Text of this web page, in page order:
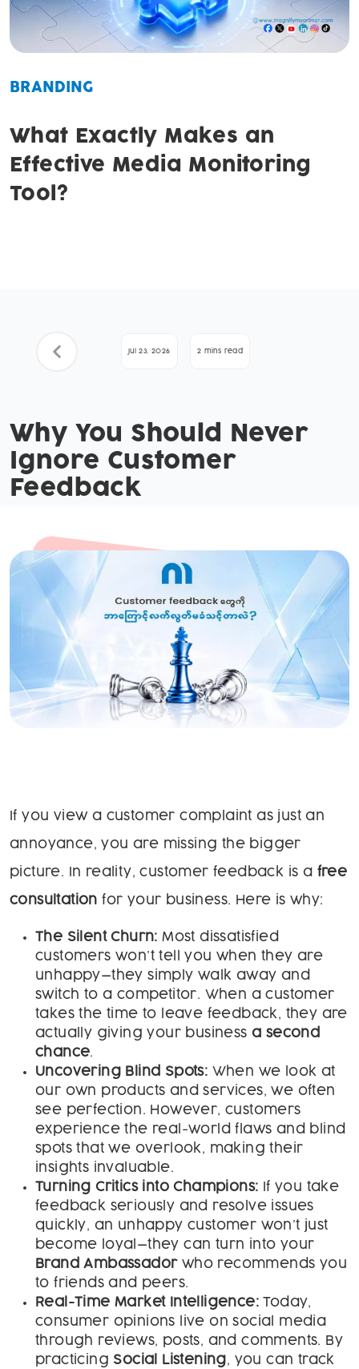
BRANDING
What Exactly Makes an
Effective Media Monitoring
Tool?
Jul 23, 2026 2 mins read
Why You Should Never
Ignore Customer
Feedback
If you view a customer complaint as just an
annoyance, you are missing the bigger
picture. In reality, customer feedback is a free
consultation for your business. Here is why:
The Silent Churn: Most dissatisfied
customers won’t tell you when they are
unhappy—they simply walk away and
switch to a competitor. When a customer
takes the time to leave feedback, they are
actually giving your business a second
chance.
Uncovering Blind Spots: When we look at
our own products and services, we often
see perfection. However, customers
experience the real-world flaws and blind
spots that we overlook, making their
insights invaluable.
Turning Critics into Champions: If you take
feedback seriously and resolve issues
quickly, an unhappy customer won’t just
become loyal—they can turn into your
Brand Ambassadorwho recommends you
to friends and peers.
Real-Time Market Intelligence: Today,
consumer opinions live on social media
through reviews, posts, and comments. By
practicing Social Listening, you can track